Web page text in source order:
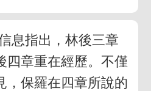
息指出，林後三章
四章重在經歷。不僅
，保羅在四章所說的